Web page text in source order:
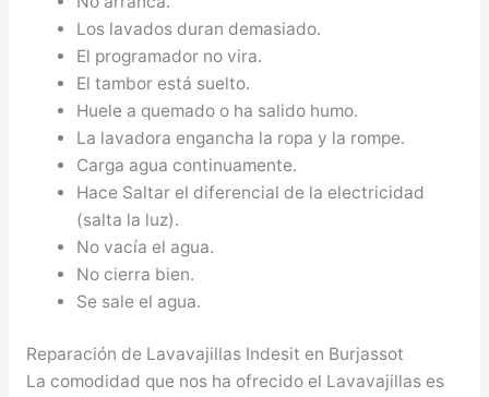
Los lavados duran demasiado.
El programador no vira.
El tambor está suelto.
Huele a quemado o ha salido humo.
La lavadora engancha la ropa y la rompe.
Carga agua continuamente.
Hace Saltar el diferencial de la electricidad
(salta la luz).
No vacía el agua.
No cierra bien.
Se sale el agua.
Reparación de Lavavajillas Indesit en Burjassot
La comodidad que nos ha ofrecido el Lavavajillas es